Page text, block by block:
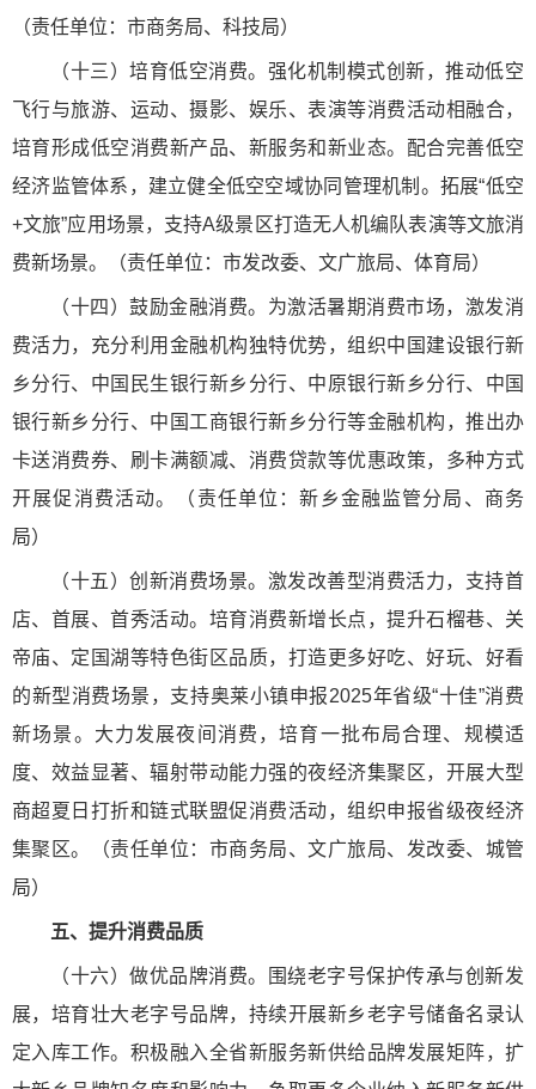
（责任单位：市商务局、科技局）
（十三）培育低空消费。强化机制模式创新，推动低空
飞行与旅游、运动、摄影、娱乐、表演等消费活动相融合，
培育形成低空消费新产品、新服务和新业态。配合完善低空
经济监管体系，建立健全低空空域协同管理机制。拓展“低空
+文旅”应用场景，支持A级景区打造无人机编队表演等文旅消
费新场景。（责任单位：市发改委、文广旅局、体育局）
（十四）鼓励金融消费。为激活暑期消费市场，激发消
费活力，充分利用金融机构独特优势，组织中国建设银行新
乡分行、中国民生银行新乡分行、中原银行新乡分行、中国
银行新乡分行、中国工商银行新乡分行等金融机构，推出办
卡送消费券、刷卡满额减、消费贷款等优惠政策，多种方式
开展促消费活动。（责任单位：新乡金融监管分局、商务
局）
（十五）创新消费场景。激发改善型消费活力，支持首
店、首展、首秀活动。培育消费新增长点，提升石榴巷、关
帝庙、定国湖等特色街区品质，打造更多好吃、好玩、好看
的新型消费场景，支持奥莱小镇申报2025年省级“十佳”消费
新场景。大力发展夜间消费，培育一批布局合理、规模适
度、效益显著、辐射带动能力强的夜经济集聚区，开展大型
商超夏日打折和链式联盟促消费活动，组织申报省级夜经济
集聚区。（责任单位：市商务局、文广旅局、发改委、城管
局）
五、提升消费品质
（十六）做优品牌消费。围绕老字号保护传承与创新发
展，培育壮大老字号品牌，持续开展新乡老字号储备名录认
定入库工作。积极融入全省新服务新供给品牌发展矩阵，扩